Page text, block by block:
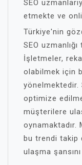
SEO
etmekte ve
Türkiye'nin
SEO
İşletmeler,
olabilmek için
yönelmektedir.
optimize
müşterilere
oynamaktadır.
bu trendi takip
ulaşma